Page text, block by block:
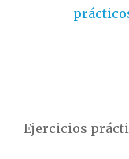
de
Ejercicios